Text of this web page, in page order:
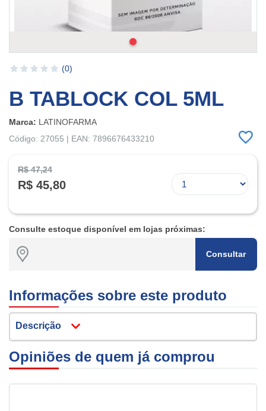
(0)
B TABLOCK COL 5ML
Marca: LATINOFARMA
Código: 27055 | EAN: 7896676433210
R$ 47,24
R$ 45,80
Consulte estoque disponível em lojas próximas:
Consultar
Informações sobre este produto
Descrição
Opiniões de quem já comprou